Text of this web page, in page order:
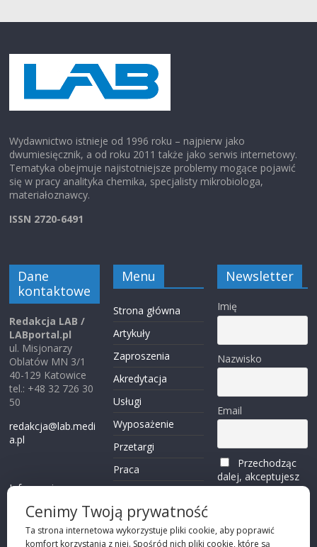
Wydawnictwo istnieje od 1996 roku – najpierw jako
dwumiesięcznik, a od roku 2011 także jako serwis internetowy.
Tematyka obejmuje najistotniejsze problemy mogące pojawić
się w pracy analityka chemika, specjalisty mikrobiologa,
materiałoznawcy.
ISSN 2720-6491
Dane
kontaktowe
Redakcja LAB /
LABportal.pl
ul. Misjonarzy
Oblatów MN 3/1
40-129 Katowice
tel.: +48 32 726 30
50
redakcja@lab.medi
a.pl
Informacje o
Menu
Strona główna
Artykuły
Zaproszenia
Akredytacja
Usługi
Wyposażenie
Przetargi
Praca
Kontakt
Newsletter
Imię
Nazwisko
Email
Przechodząc
dalej, akceptujesz
politykę
Cenimy Twoją prywatność
Ta strona internetowa wykorzystuje pliki cookie, aby poprawić
komfort korzystania z niej. Spośród nich pliki cookie, które są